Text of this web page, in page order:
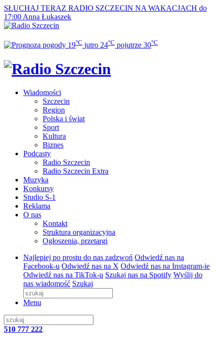
SŁUCHAJ TERAZ RADIO SZCZECIN NA WAKACJACH do
17:00 Anna Łukaszek
19°C jutro 24°C pojutrze 30°C
Wiadomości
Szczecin
Region
Polska i świat
Sport
Kultura
Biznes
Podcasty
Radio Szczecin
Radio Szczecin Extra
Muzyka
Konkursy
Studio S-1
Reklama
O nas
Kontakt
Struktura organizacyjna
Ogłoszenia, przetargi
Najlepiej po prostu do nas zadzwoń Odwiedź nas na
Facebook-u Odwiedź nas na X Odwiedź nas na Instagram-ie
Odwiedź nas na TikTok-u Szukaj nas na Spotify Wyślij do
nas wiadomość Szukaj
Menu
510 777 222